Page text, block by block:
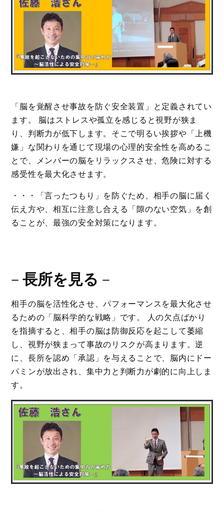
「脳を覚醒させ事故を防ぐ安全装置」と定義されてい
ます。 脳はストレスや孤立を感じると視野が狭ま
り、判断力が低下します。そこで明るい挨拶や「上機
嫌」な関わりを通じて現場の心理的安全性を高めるこ
とで、メンバーの脳をリラックスさせ、危険に対する
感受性を最大化させます。
・・・「言ったつもり」を防ぐため、相手の脳に届く
伝え方や、相互に注意し合える「隙のない空気」を創
ることが、最強の安全対策になります。
－ 長所を見る －
相手の脳を活性化させ、パフォーマンスを最大化させ
るための「脳科学的な戦略」です。 人の欠点ばかり
を指摘すると、相手の脳は防御反応を起こして萎縮
し、視野が狭まって事故のリスクが高まります。逆
に、長所を認め「承認」を与えることで、脳内にドー
パミンが放出され、集中力と判断力が劇的に向上しま
す。